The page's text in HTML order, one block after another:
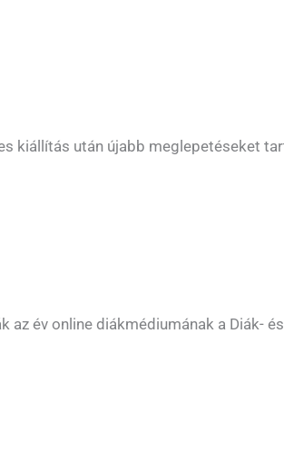
kiállítás után újabb meglepetéseket
év online diákmédiumának a Diák-